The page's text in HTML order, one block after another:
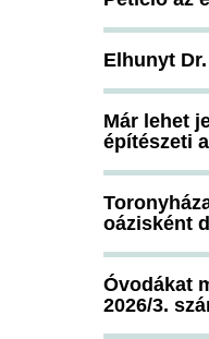
Elhunyt
Már lehet
építészeti
oázisként
Óvodákat
2026/3.